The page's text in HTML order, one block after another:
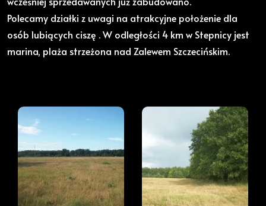
Polecamy działki z uwagi na atrakcyjne położenie dla
osób lubiących ciszę . W odległości 4 km w Stepnicy jest
marina, plaża strzeżona nad Zalewem Szczecińskim.